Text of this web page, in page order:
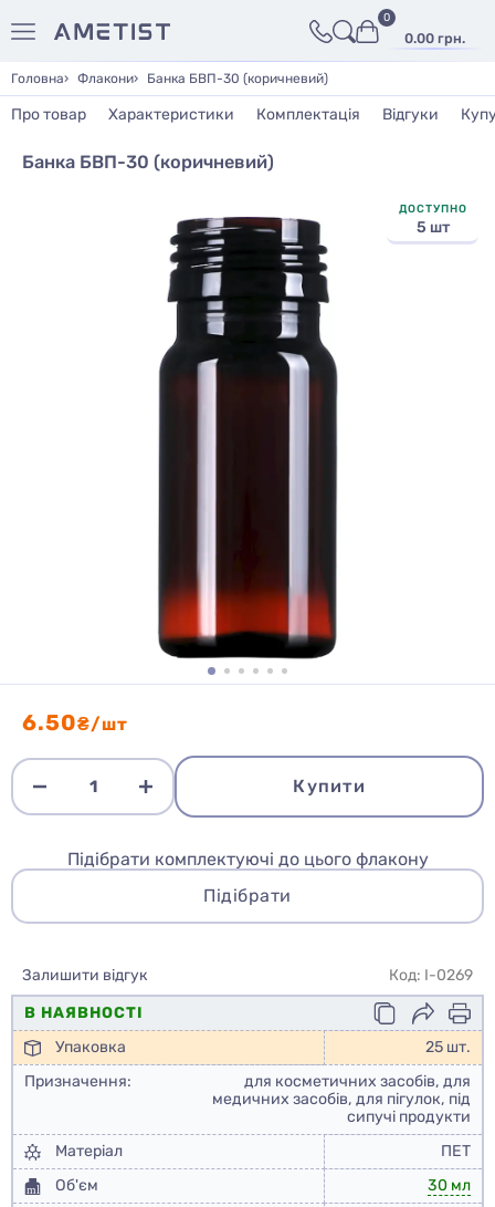
0.00 грн.
0
Головна Флакони Банка БВП-30 (коричневий)
Про товар Характеристики Комплектація Відгуки
Банка БВП-30 (коричневий)
ДОСТУПНО
5 шт
6.50₴/шт
Купити
Підібрати комплектуючі до цього флакону
Підібрати
Залишити відгук
Код: I-0269
В НАЯВНОСТІ
Упаковка
25 шт.
Призначення:
для косметичних засобів, для
медичних засобів, для пігулок, під
сипучі продукти
Матеріал
ПЕТ
Об'єм
30 мл